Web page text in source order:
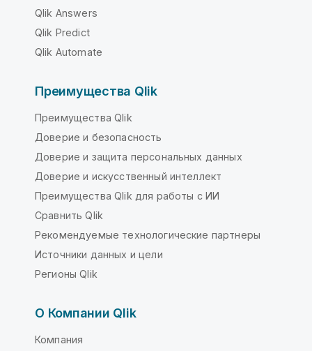
Qlik Answers
Qlik Predict
Qlik Automate
Преимущества Qlik
Преимущества Qlik
Доверие и безопасность
Доверие и защита персональных данных
Доверие и искусственный интеллект
Преимущества Qlik для работы с ИИ
Сравнить Qlik
Рекомендуемые технологические партнеры
Источники данных и цели
Регионы Qlik
О Компании Qlik
Компания